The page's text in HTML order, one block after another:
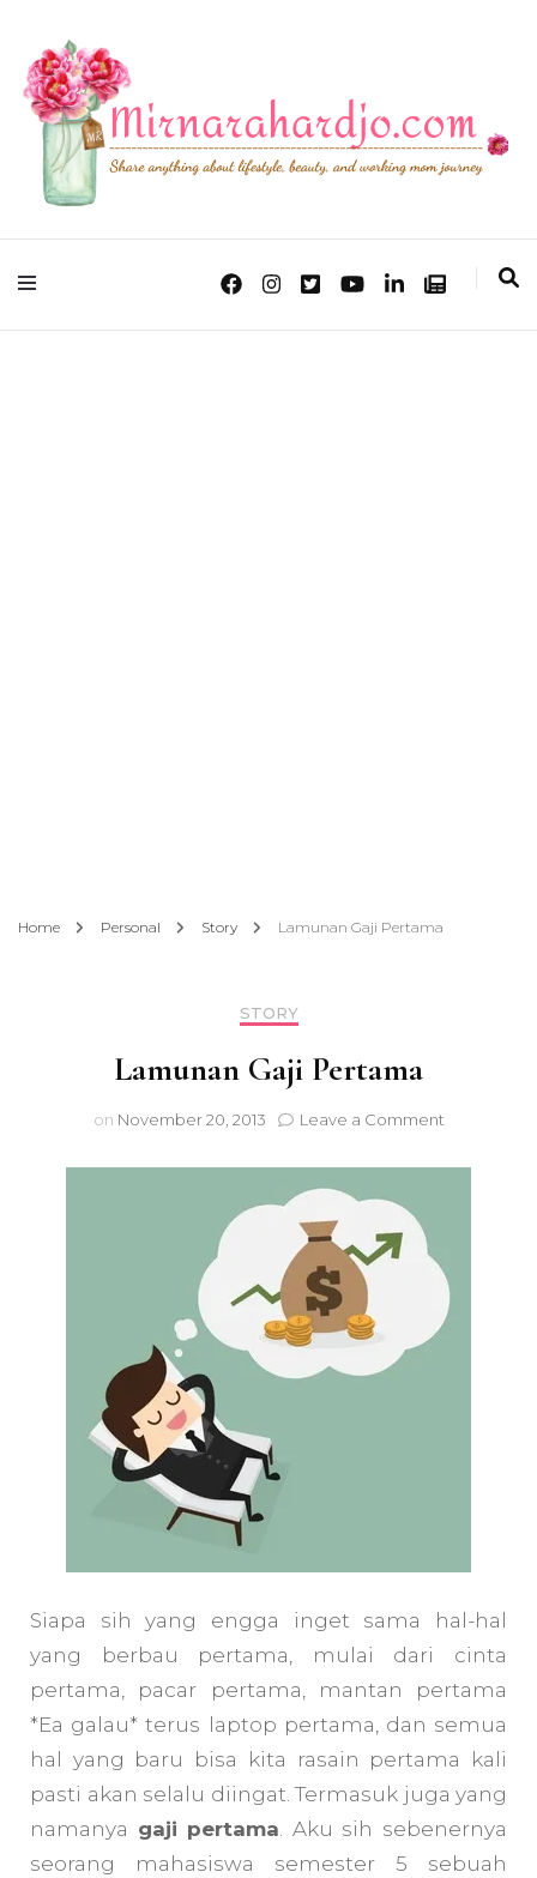
Mirna Rahardjo
Lifestyle, Beauty & Working Mom Journey
Home Personal Story Lamunan Gaji Pertama
STORY
Lamunan Gaji Pertama
on November 20, 2013 Leave a Commenton
Gaji
Siapa sih yang engga inget sama hal-hal
yang berbau pertama, mulai dari cinta
pertama, pacar pertama, mantan pertama
*Ea galau* terus laptop pertama, dan semua
hal yang baru bisa kita rasain pertama kali
pasti akan selalu diingat. Termasuk juga yang
namanya gaji pertama . Aku sih sebenernya
seorang mahasiswa semester 5 sebuah